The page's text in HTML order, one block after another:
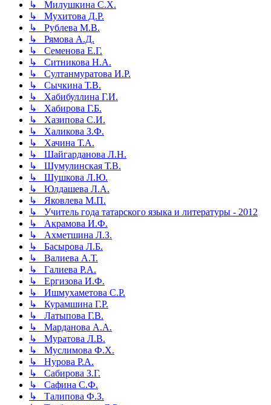
↳ Милушкина С.Х.
↳ Мухитова Д.Р.
↳ Рублева М.В.
↳ Рямова А.Д.
↳ Семенова Е.Г.
↳ Ситникова Н.А.
↳ Султанмуратова И.Р.
↳ Сычкина Т.В.
↳ Хабибуллина Г.И.
↳ Хабирова Г.Б.
↳ Хазипова С.И.
↳ Халикова З.Ф.
↳ Хачина Т.А.
↳ Шайгарданова Л.Н.
↳ Шумулинская Т.В.
↳ Шушкова Л.Ю.
↳ Юлдашева Л.А.
↳ Яковлева М.П.
↳ Учитель года татарского языка и литературы - 2012
↳ Акрамова И.Ф.
↳ Ахметшина Л.З.
↳ Басырова Л.Б.
↳ Валиева А.Т.
↳ Галиева Р.А.
↳ Ергизова И.Ф.
↳ Ишмухаметова С.Р.
↳ Курамшина Г.Р.
↳ Латыпова Г.В.
↳ Марданова А.А.
↳ Муратова Л.В.
↳ Муслимова Ф.Х.
↳ Нурова Р.А.
↳ Сабирова З.Г.
↳ Сафина С.Ф.
↳ Талипова Ф.З.